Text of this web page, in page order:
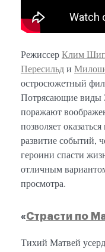
РежиссерКлим
Пересильди
остросюжетный
Потрясающие виды
поражают
позволяет
развитие событий,
героини спасти
отличным
просмотра.
«Страсти по
Тихий Матвей